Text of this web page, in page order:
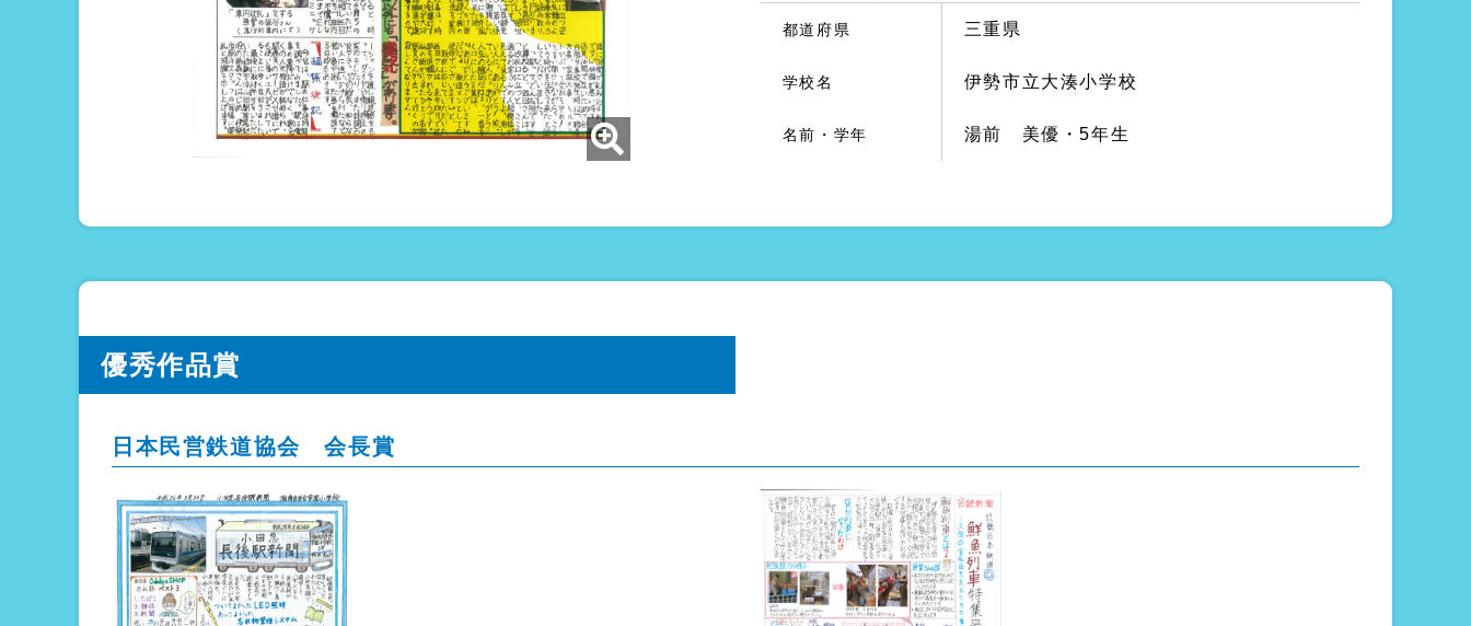
都道府県 三重県
学校名 伊勢市立大湊小学校
名前・学年 湯前 美優・5年生
優秀作品賞
日本民営鉄道協会 会長賞